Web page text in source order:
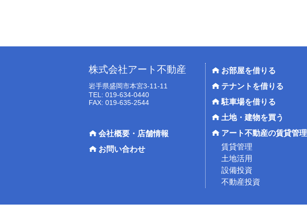
株式会社アート不動産
岩手県盛岡市本宮3-11-11
TEL: 019-634-0440
FAX: 019-635-2544
会社概要・店舗情報
お問い合わせ
お部屋を借りる
テナントを借りる
駐車場を借りる
土地・建物を買う
アート不動産の賃貸管理
賃貸管理
土地活用
設備投資
不動産投資